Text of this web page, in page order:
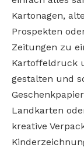
Kartonagen,
Prospekten
Zeitungen zu
Kartoffeldruck
gestalten und
Landkarten
kreative